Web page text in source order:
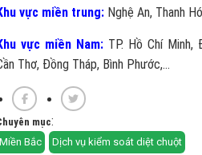
vực miền trung: Nghệ An, Thanh
vực miền Nam: TP. Hồ Chí Minh,
Thơ, Đồng Tháp, Bình Phước,...
mục:
Miền Bắc Dịch vụ kiểm soát diệt chuột